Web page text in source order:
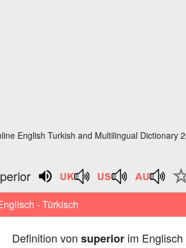
English Turkish and Multilingual Dictionary
- Türkisch
Definition von superiorim Englisch